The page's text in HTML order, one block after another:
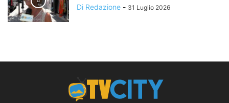
Di Redazione - 31 Luglio 2026